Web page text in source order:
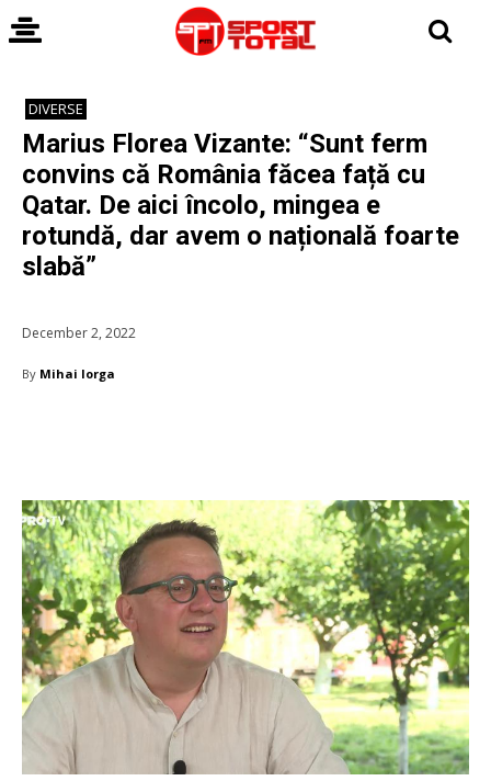
DIVERSE
Marius Florea Vizante: “Sunt ferm
convins că România făcea față cu
Qatar. De aici încolo, mingea e
rotundă, dar avem o națională foarte
slabă”
December 2, 2022
By Mihai Iorga